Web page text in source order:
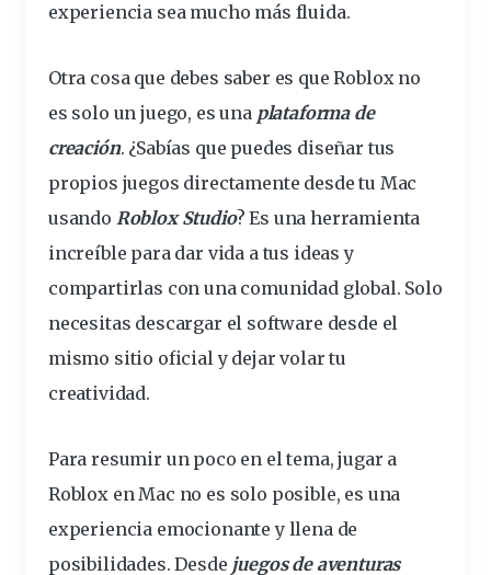
experiencia sea mucho más fluida.
Otra cosa que debes saber es que Roblox no
es solo unjuego, es una plataformade
creación. ¿Sabías que puedes diseñar tus
propios juegos directamente desde tu Mac
usando Roblox Studio? Es una herramienta
increíble para dar vida a tus ideas y
compartirlas con una comunidad global. Solo
necesitas descargar el software desde el
mismo sitio oficial y dejar volar tu
creatividad.
Para resumir un poco en el tema, jugar a
Roblox en Mac no es solo posible, es una
experiencia emocionante y llena de
posibilidades. Desde juegos de aventuras